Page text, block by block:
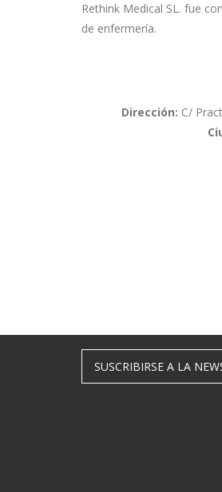
Rethink Medical SL. fue
de enfermería.
Dirección: C/
SUSCRIBIRSE A LA